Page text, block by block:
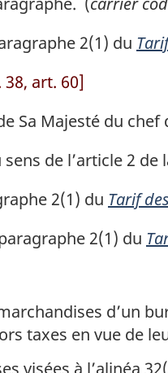
2(1) du
art. 60]
Sa Majesté du chef
de l’article 2 de
2(1) du Tarif
2(1) du
d’un
taxes en vue de
visées à l’alinéa